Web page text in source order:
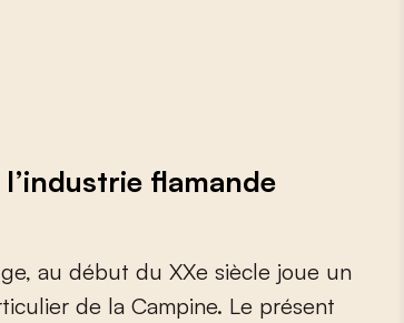
flamande
ge, au début du XXe siècle joue un
ticulier de la Campine. Le présent